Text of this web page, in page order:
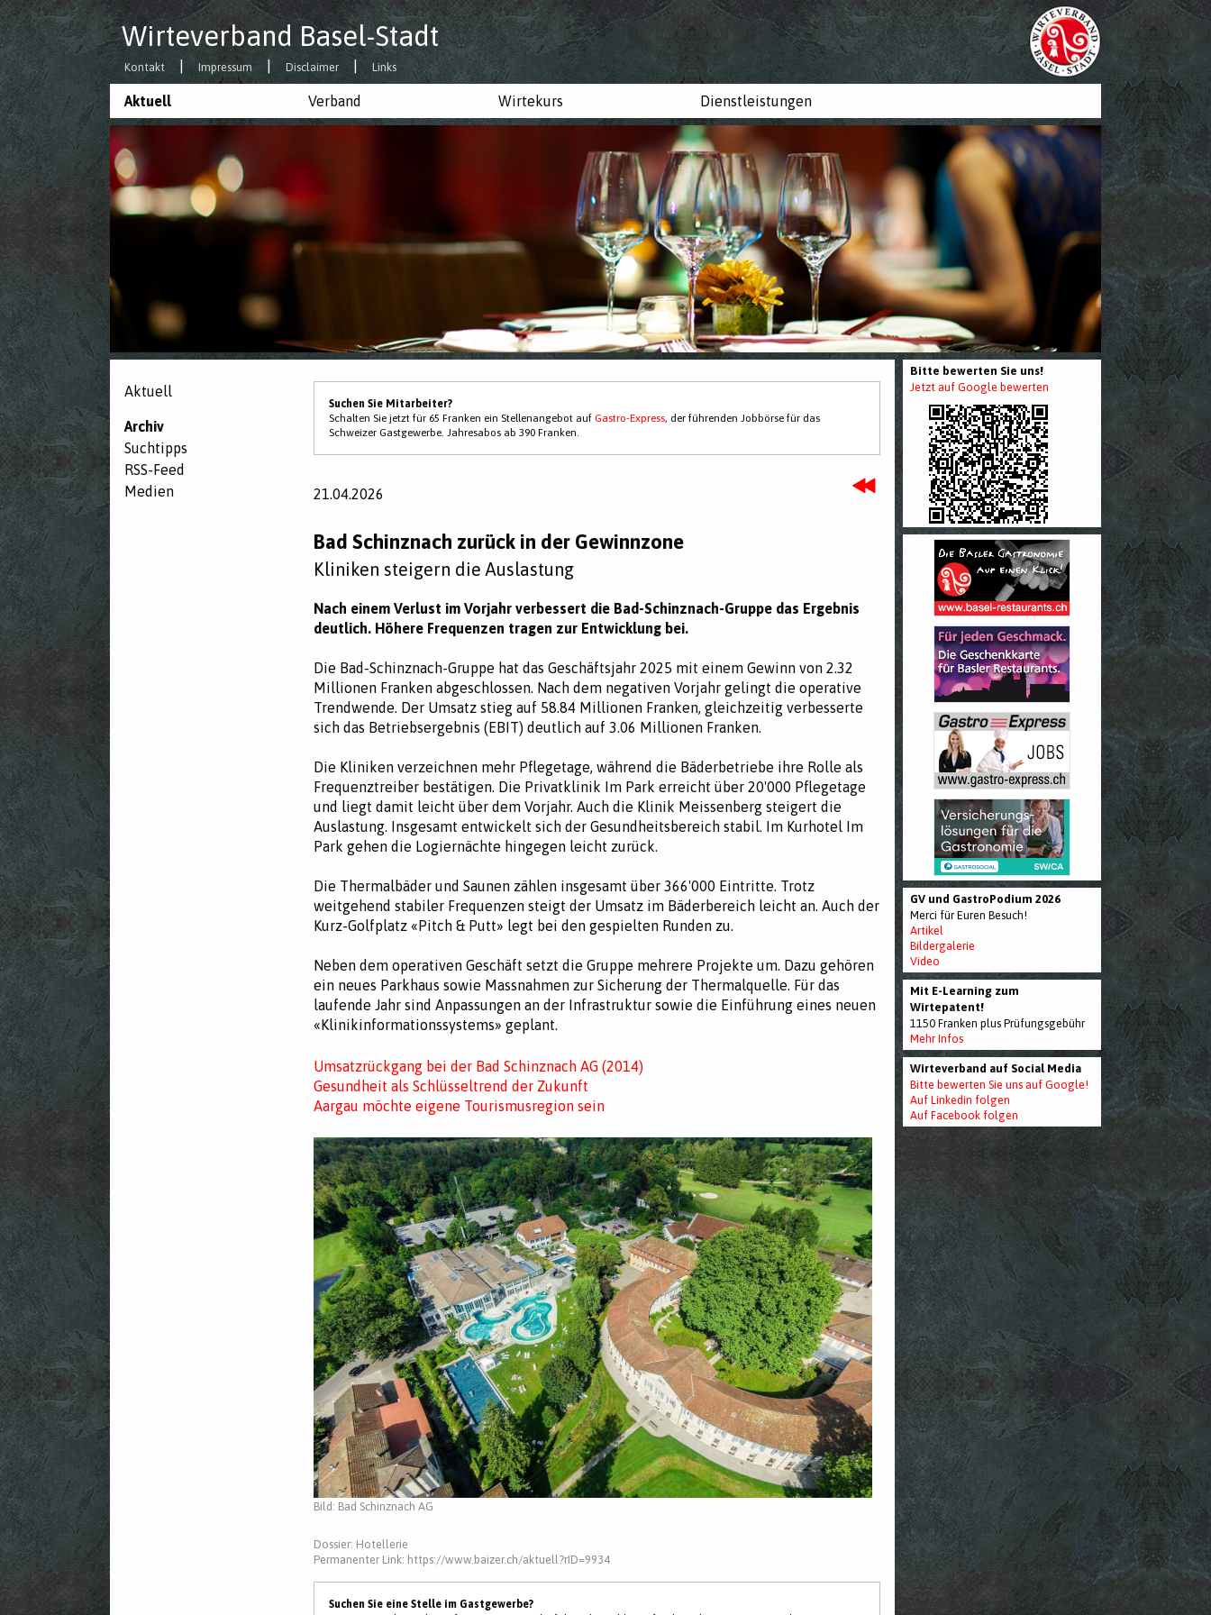
Wirteverband Basel-Stadt
Kontakt Impressum Disclaimer Links
Aktuell Verband Wirtekurs Dienstleistungen
Aktuell
Archiv
Suchtipps
RSS-Feed
Medien
Suchen Sie Mitarbeiter?
Schalten Sie jetzt für 65 Franken ein Stellenangebot auf Gastro-Express, der führenden Jobbörse für das
Schweizer Gastgewerbe. Jahresabos ab 390 Franken.
21.04.2026
Bad Schinznach zurück in der Gewinnzone
Kliniken steigern die Auslastung
Nach einem Verlust im Vorjahr verbessert die Bad-Schinznach-Gruppe das Ergebnis
deutlich. Höhere Frequenzen tragen zur Entwicklung bei.
Die Bad-Schinznach-Gruppe hat das Geschäftsjahr 2025 mit einem Gewinn von 2.32
Millionen Franken abgeschlossen. Nach dem negativen Vorjahr gelingt die operative
Trendwende. Der Umsatz stieg auf 58.84 Millionen Franken, gleichzeitig verbesserte
sich das Betriebsergebnis (EBIT) deutlich auf 3.06 Millionen Franken.
Die Kliniken verzeichnen mehr Pflegetage, während die Bäderbetriebe ihre Rolle als
Frequenztreiber bestätigen. Die Privatklinik Im Park erreicht über 20'000 Pflegetage
und liegt damit leicht über dem Vorjahr. Auch die Klinik Meissenberg steigert die
Auslastung. Insgesamt entwickelt sich der Gesundheitsbereich stabil. Im Kurhotel Im
Park gehen die Logiernächte hingegen leicht zurück.
Die Thermalbäder und Saunen zählen insgesamt über 366'000 Eintritte. Trotz
weitgehend stabiler Frequenzen steigt der Umsatz im Bäderbereich leicht an. Auch der
Kurz-Golfplatz «Pitch & Putt» legt bei den gespielten Runden zu.
Neben dem operativen Geschäft setzt die Gruppe mehrere Projekte um. Dazu gehören
ein neues Parkhaus sowie Massnahmen zur Sicherung der Thermalquelle. Für das
laufende Jahr sind Anpassungen an der Infrastruktur sowie die Einführung eines neuen
«Klinikinformationssystems» geplant.
Umsatzrückgang bei der Bad Schinznach AG (2014)
Gesundheit als Schlüsseltrend der Zukunft
Aargau möchte eigene Tourismusregion sein
Bild: Bad Schinznach AG
Dossier: Hotellerie
Permanenter Link: https://www.baizer.ch/aktuell?rID=9934
Suchen Sie eine Stelle im Gastgewerbe?
Bitte bewerten Sie uns!
Jetzt auf Google bewerten
GV und GastroPodium 2026
Merci für Euren Besuch!
Artikel
Bildergalerie
Video
Mit E-Learning zum
Wirtepatent!
1150 Franken plus Prüfungsgebühr
Mehr Infos
Wirteverband auf Social Media
Bitte bewerten Sie uns auf Google!
Auf Linkedin folgen
Auf Facebook folgen